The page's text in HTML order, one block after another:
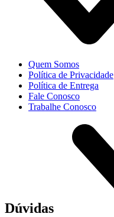
Quem Somos
Política de Privacidade
Política de Entrega
Fale Conosco
Trabalhe Conosco
Dúvidas